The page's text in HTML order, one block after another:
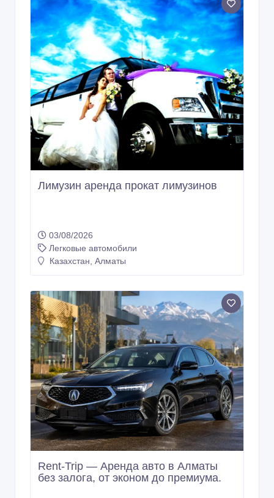
Лимузин аренда прокат лимузинов
03/08/2026
Легковые автомобили
Казахстан, Алматы
Rent-Trip — Аренда авто в Алматы
без залога, от эконом до премиума.